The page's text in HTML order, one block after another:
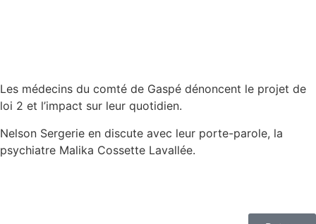
Les médecins du comté de Gaspé dénoncent le projet de
loi 2 et l’impact sur leur quotidien.
Nelson Sergerie en discute avec leur porte-parole, la
psychiatre Malika Cossette Lavallée.